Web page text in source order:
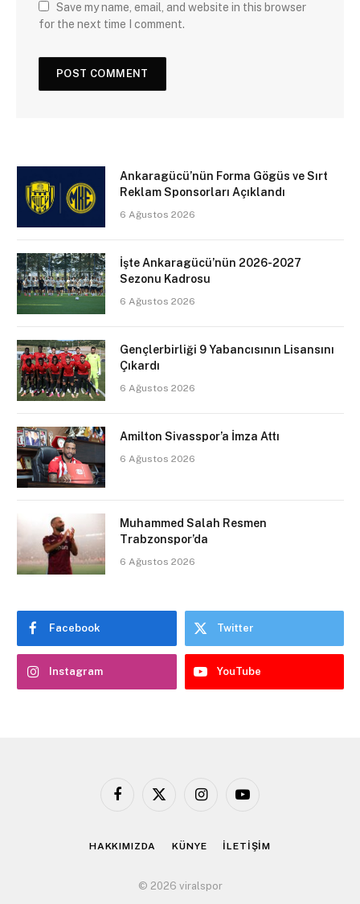
Save my name, email, and website in this browser
for the next time I comment.
Ankaragücü’nün Forma Gögüs ve Sırt
Reklam Sponsorları Açıklandı
6 Ağustos 2026
İşte Ankaragücü’nün 2026-2027
Sezonu Kadrosu
6 Ağustos 2026
Gençlerbirliği 9 Yabancısının Lisansını
Çıkardı
6 Ağustos 2026
Amilton Sivasspor’a İmza Attı
6 Ağustos 2026
Muhammed Salah Resmen
Trabzonspor’da
6 Ağustos 2026
Facebook Twitter
Instagram YouTube
Facebook
X
InstagramYouTube
HAKKIMIZDA KÜNYE İLETİŞİM
© 2026 viralspor